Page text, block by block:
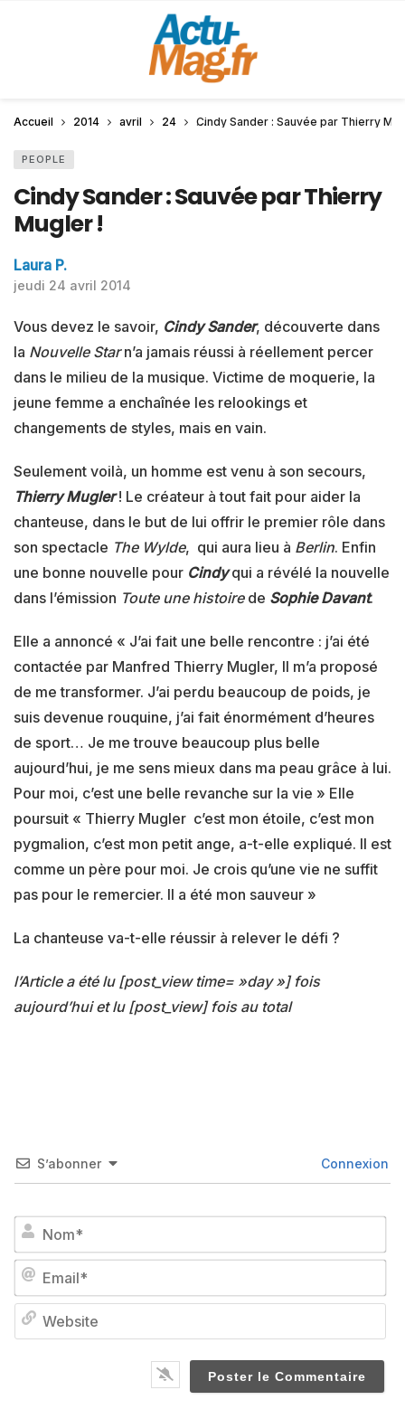
Accueil 2014 avril 24 Cindy Sander : Sauvée par Thierry
PEOPLE
Cindy Sander : Sauvée par Thierry
Mugler !
Laura P.
jeudi 24 avril 2014
Vous devez le savoir, Cindy Sander, découverte dans
la Nouvelle Starn’a jamais réussi à réellement percer
dans le milieu de la musique. Victime de moquerie, la
jeune femme a enchaînée les relookings et
changements de styles, mais en vain.
Seulement voilà, un homme est venu à son secours,
Thierry Mugler ! Le créateur à tout fait pour aider la
chanteuse, dans le but de lui offrir le premier rôle dans
son spectacle The Wylde, qui aura lieu à Berlin. Enfin
une bonne nouvelle pour Cindy qui a révélé la nouvelle
dans l’émission Toute une histoirede Sophie Davant.
Elle a annoncé « J’ai fait une belle rencontre : j’ai été
contactée par Manfred Thierry Mugler, Il m’a proposé
de me transformer. J’ai perdu beaucoup de poids, je
suis devenue rouquine, j’ai fait énormément d’heures
de sport… Je me trouve beaucoup plus belle
aujourd’hui, je me sens mieux dans ma peau grâce à lui.
Pour moi, c’est une belle revanche sur la vie » Elle
poursuit « Thierry Mugler c’est mon étoile, c’est mon
pygmalion, c’est mon petit ange, a-t-elle expliqué. Il est
comme un père pour moi. Je crois qu’une vie ne suffit
pas pour le remercier. Il a été mon sauveur »
La chanteuse va-t-elle réussir à relever le défi ?
l’Article a été lu [post_view time= »day »] fois
aujourd’hui et lu [post_view] fois au total
S’abonner Connexion